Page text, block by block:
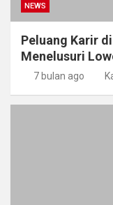
NEWS
Peluang Karir
Menelusuri
7 bulan ago